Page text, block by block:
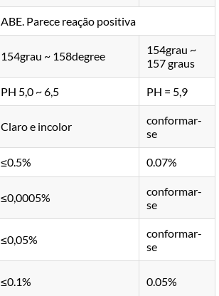
ABE. Parece reação positiva
154grau ~ 158degree
154grau ~
157 graus
PH 5,0 ~ 6,5 PH = 5,9
Claro e incolor
conformar-
se
≤0.5% 0.07%
≤0,0005%
conformar-
se
≤0,05%
conformar-
se
≤0.1% 0.05%